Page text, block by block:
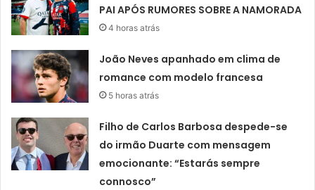
PAI APÓS RUMORES SOBRE A NAMORADA
4 horas atrás
João Neves apanhado em clima de
romance com modelo francesa
5 horas atrás
Filho de Carlos Barbosa despede-se
do irmão Duarte com mensagem
emocionante: “Estarás sempre
connosco”